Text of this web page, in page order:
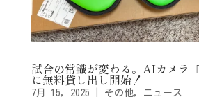
試合の常識が変わる。AIカメラ
に無料貸し出し開始！
7月 15, 2025 その他, ニュース